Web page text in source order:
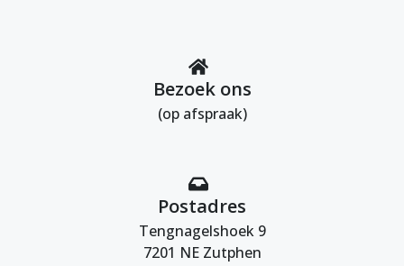
Bezoek ons
(op afspraak)
Postadres
Tengnagelshoek 9
7201 NE Zutphen